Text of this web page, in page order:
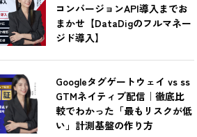
コンバージョンAPI導入までお
まかせ【DataDigのフルマネー
ジド導入】
Googleタグゲートウェイ vs ss
GTMネイティブ配信｜徹底比
較でわかった「最もリスクが低
い」計測基盤の作り方